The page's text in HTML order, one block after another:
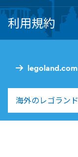
legoland.com
海外のレゴランド
利用規約